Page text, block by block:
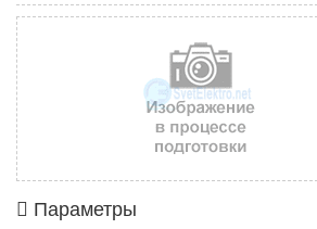
Параметры